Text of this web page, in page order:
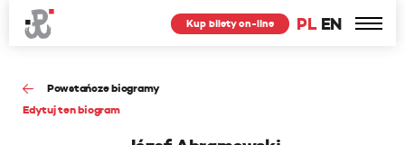
PL EN
Kup bilety on-line
Powstańcze biogramy
Edytuj ten biogram